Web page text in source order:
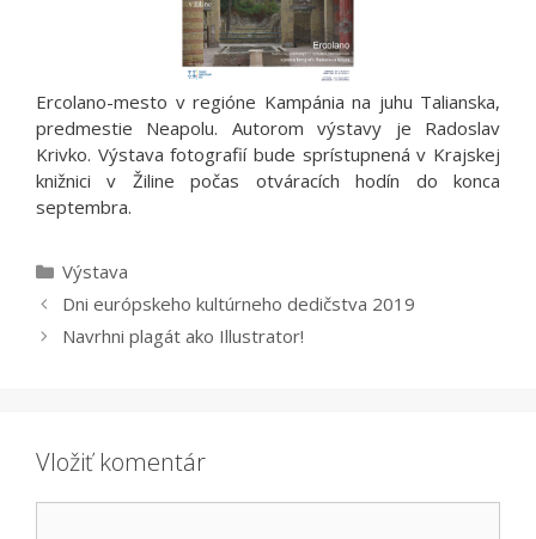
Ercolano-mesto v regióne Kampánia na juhu Talianska,
predmestie Neapolu. Autorom výstavy je Radoslav
Krivko. Výstava fotografií bude sprístupnená v Krajskej
knižnici v Žiline počas otváracích hodín do konca
septembra.
Kategórie
Výstava
Dni európskeho kultúrneho dedičstva 2019
Navrhni plagát ako Illustrator!
Vložiť komentár